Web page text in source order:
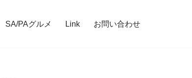
SA/PAグルメ Link お問い合わせ